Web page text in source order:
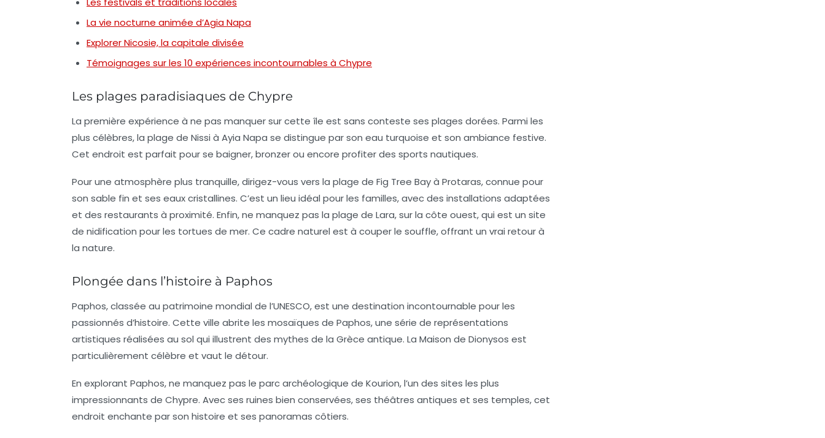
La vie nocturne animée d’Agia Napa
Explorer Nicosie, la capitale divisée
Témoignages sur les 10 expériences incontournables à Chypre
Les plages paradisiaques de Chypre
La première expérience à ne pas manquer sur cette île est sans conteste ses plages dorées. Parmi les
plus célèbres, la plage de Nissi à Ayia Napa se distingue par son eau turquoise et son ambiance festive.
Cet endroit est parfait pour se baigner, bronzer ou encore profiter des sports nautiques.
Pour une atmosphère plus tranquille, dirigez-vous vers la plage de Fig Tree Bay à Protaras, connue pour
son sable fin et ses eaux cristallines. C’est un lieu idéal pour les familles, avec des installations adaptées
et des restaurants à proximité. Enfin, ne manquez pas la plage de Lara, sur la côte ouest, qui est un site
de nidification pour les tortues de mer. Ce cadre naturel est à couper le souffle, offrant un vrai retour à
la nature.
Plongée dans l’histoire à Paphos
Paphos, classée au patrimoine mondial de l’UNESCO, est une destination incontournable pour les
passionnés d’histoire. Cette ville abrite les mosaïques de Paphos, une série de représentations
artistiques réalisées au sol qui illustrent des mythes de la Grèce antique. La Maison de Dionysos est
particulièrement célèbre et vaut le détour.
En explorant Paphos, ne manquez pas le parc archéologique de Kourion, l’un des sites les plus
impressionnants de Chypre. Avec ses ruines bien conservées, ses théâtres antiques et ses temples, cet
endroit enchante par son histoire et ses panoramas côtiers.